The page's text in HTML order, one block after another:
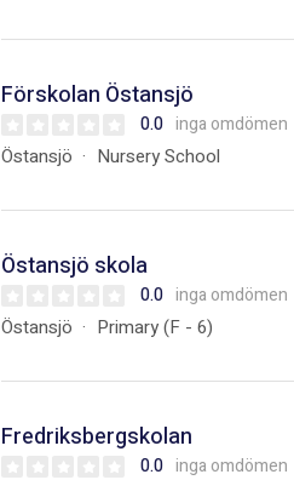
Förskolan Östansjö
0.0 inga omdömen
Östansjö Nursery School
Östansjö skola
0.0 inga omdömen
Östansjö Primary (F - 6)
Fredriksbergskolan
0.0 inga omdömen